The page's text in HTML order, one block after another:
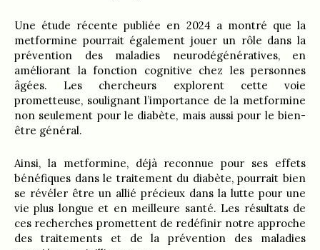
Une étude récente publiée en 2024 a montré que la
metformine pourrait également jouer un rôle dans la
prévention des maladies neurodégénératives, en
améliorant la fonction cognitive chez les personnes
âgées. Les chercheurs explorent cette voie
prometteuse, soulignant l’importance de la metformine
non seulement pour le diabète, mais aussi pour le bien-
être général.
Ainsi, la metformine, déjà reconnue pour ses effets
bénéfiques dans le traitement du diabète, pourrait bien
se révéler être un allié précieux dans la lutte pour une
vie plus longue et en meilleure santé. Les résultats de
ces recherches promettent de redéfinir notre approche
des traitements et de la prévention des maladies